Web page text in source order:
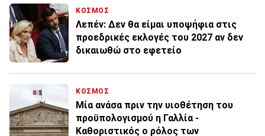
ΚΟΣΜΟΣ
Λεπέν: Δεν θα είμαι υποψήφια στις
προεδρικές εκλογές του 2027 αν δεν
δικαιωθώ στο εφετείο
ΚΟΣΜΟΣ
Μία ανάσα πριν την υιοθέτηση του
προϋπολογισμού η Γαλλία -
Καθοριστικός ο ρόλος των